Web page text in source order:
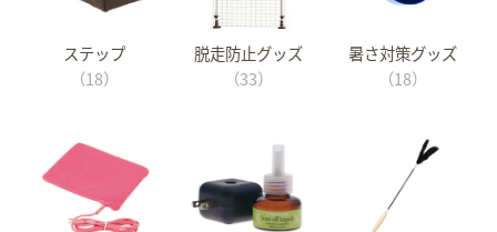
ステップ
（18）
脱走防止グッズ
（33）
暑さ対策グッズ
（18）